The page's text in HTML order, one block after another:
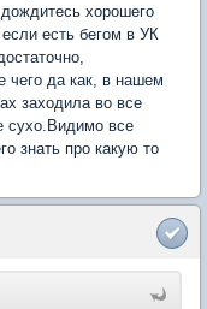
хорошего
есть бегом в УК
чего да как, в нашем
заходила во все
сухо.Видимо все
знать про какую то